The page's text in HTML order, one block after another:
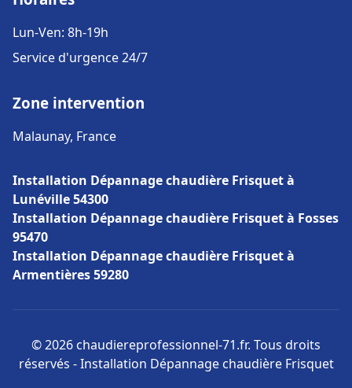
Lun-Ven: 8h-19h
Service d'urgence 24/7
Zone intervention
Malaunay, France
Installation Dépannage chaudière Frisquet à
Lunéville 54300
Installation Dépannage chaudière Frisquet à Fosses
95470
Installation Dépannage chaudière Frisquet à
Armentières 59280
© 2026 chaudiereprofessionnel-71.fr. Tous droits
réservés - Installation Dépannage chaudière Frisquet